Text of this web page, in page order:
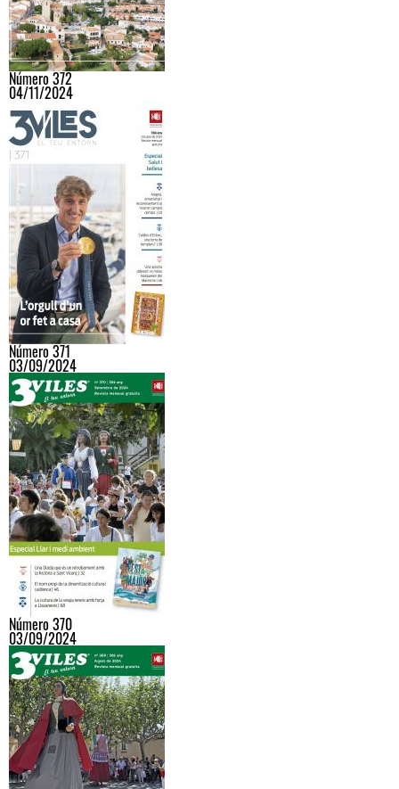
Número 372
04/11/2024
Número 371
03/09/2024
Número 370
03/09/2024